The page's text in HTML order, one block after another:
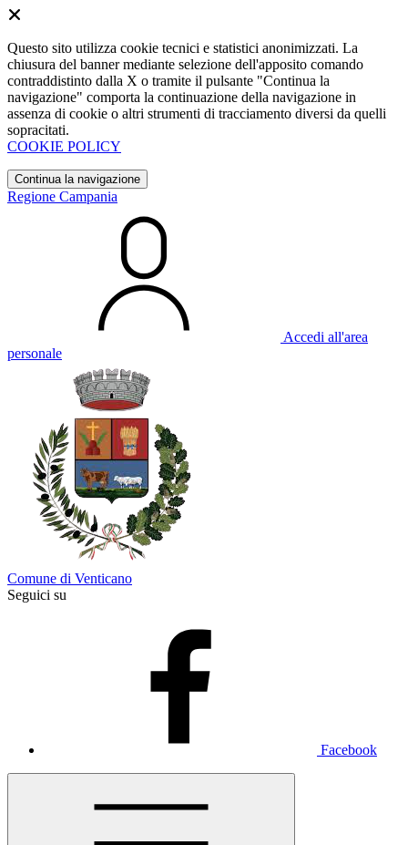
Questo sito utilizza cookie tecnici e statistici anonimizzati. La
chiusura del banner mediante selezione dell'apposito comando
contraddistinto dalla X o tramite il pulsante "Continua la
navigazione" comporta la continuazione della navigazione in
assenza di cookie o altri strumenti di tracciamento diversi da quelli
sopracitati.
COOKIE POLICY
Continua la navigazione
Regione Campania
Accedi all'area
personale
Comune di Venticano
Seguici su
Facebook